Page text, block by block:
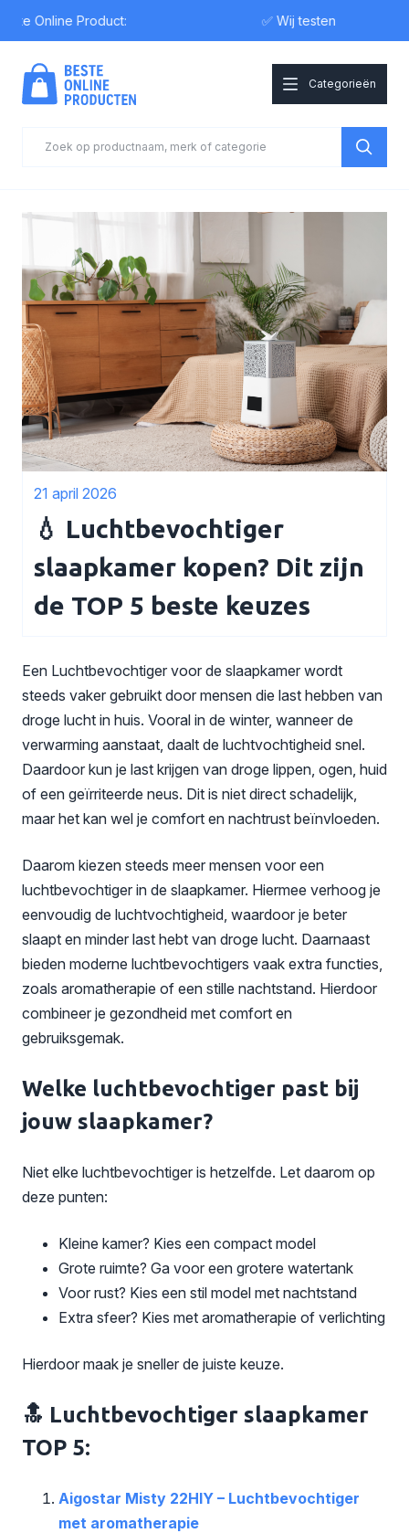
Product: ✅ Wij testen
Categorieën
21 april 2026
💧 Luchtbevochtiger
slaapkamer kopen? Dit zijn
de TOP 5 beste keuzes
Een Luchtbevochtiger voor de slaapkamer wordt
steeds vaker gebruikt door mensen die last hebben van
droge lucht in huis. Vooral in de winter, wanneer de
verwarming aanstaat, daalt de luchtvochtigheid snel.
Daardoor kun je last krijgen van droge lippen, ogen, huid
of een geïrriteerde neus. Dit is niet direct schadelijk,
maar het kan wel je comfort en nachtrust beïnvloeden.
Daarom kiezen steeds meer mensen voor een
luchtbevochtiger in de slaapkamer. Hiermee verhoog je
eenvoudig de luchtvochtigheid, waardoor je beter
slaapt en minder last hebt van droge lucht. Daarnaast
bieden moderne luchtbevochtigers vaak extra functies,
zoals aromatherapie of een stille nachtstand. Hierdoor
combineer je gezondheid met comfort en
gebruiksgemak.
Welke luchtbevochtiger past bij
jouw slaapkamer?
Niet elke luchtbevochtiger is hetzelfde. Let daarom op
deze punten:
Kleine kamer? Kies een compact model
Grote ruimte? Ga voor een grotere watertank
Voor rust? Kies een stil model met nachtstand
Extra sfeer? Kies met aromatherapie of verlichting
Hierdoor maak je sneller de juiste keuze.
🔝 Luchtbevochtiger slaapkamer
TOP 5:
Aigostar Misty 22HIY – Luchtbevochtiger
met aromatherapie